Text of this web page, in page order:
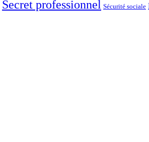
Secret professionnel Sécurité sociale